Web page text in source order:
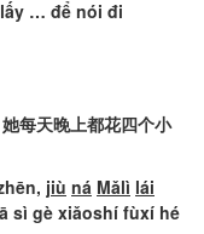
lấy … để nói đi
每天晚上都花四个小
, jiù ná Mǎlì lái
sì gè xiǎoshí fùxí hé